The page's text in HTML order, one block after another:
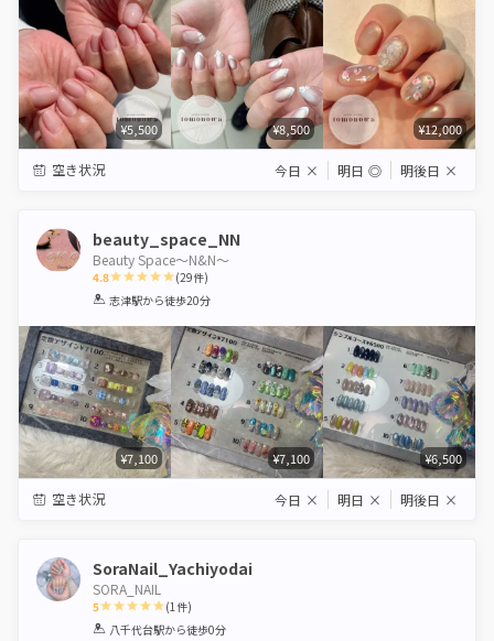
¥5,500 ¥8,500 ¥12,000
空き状況 今日 × 明日 ◎ 明後日 ×
beauty_space_NN
Beauty Space〜N&N〜
4.8
1 2 3 4 5
(29件)
志津駅から徒歩20分
¥7,100 ¥7,100 ¥6,500
空き状況 今日 × 明日 × 明後日 ×
SoraNail_Yachiyodai
SORA_NAIL
5
1 2 3 4 5
(1件)
八千代台駅から徒歩0分